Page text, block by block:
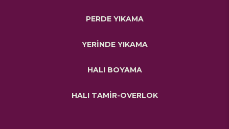
PERDE YIKAMA
YERİNDE YIKAMA
HALI BOYAMA
HALI TAMİR-OVERLOK